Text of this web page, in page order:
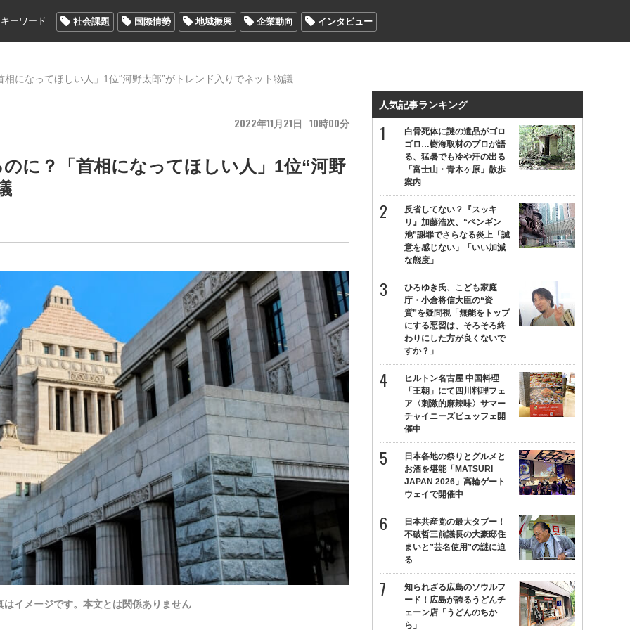
ーワード 社会課題 国際情勢 地域振興 企業動向 インタビュー
になってほしい人」1位“河野太郎”がトレンド入りでネット物議
2022 11 21 10 00
に？「首相になってほしい人」1位“河野
はイメージです。本文とは関係ありません
人気記事ランキング
白骨死体に謎の遺品がゴロ
ゴロ…樹海取材のプロが語
る、猛暑でも冷や汗の出る
「富士山・青木ヶ原」散歩
案内
反省してない？『スッキ
リ』加藤浩次、“ペンギン
池”謝罪でさらなる炎上「誠
意を感じない」「いい加減
な態度」
ひろゆき氏、こども家庭
庁・小倉将信大臣の“資
質”を疑問視「無能をトップ
にする悪習は、そろそろ終
わりにした方が良くないで
すか？」
ヒルトン名古屋 中国料理
「王朝」にて四川料理フェ
ア〈刺激的麻辣味〉サマー
チャイニーズビュッフェ開
催中
日本各地の祭りとグルメと
お酒を堪能「MATSURI
JAPAN 2026」高輪ゲート
ウェイで開催中
日本共産党の最大タブー！
不破哲三前議長の大豪邸住
まいと”芸名使用”の謎に迫
る
知られざる広島のソウルフ
ード！広島が誇るうどんチ
ェーン店「うどんのちか
ら」